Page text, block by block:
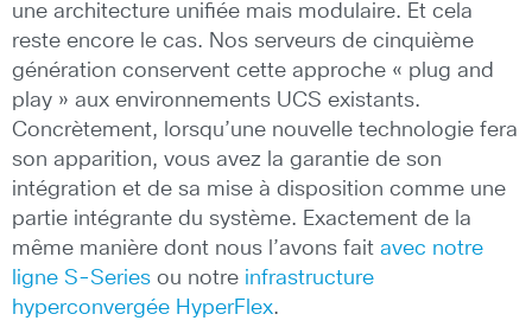
une architecture unifiée mais modulaire. Et cela
reste encore le cas. Nos serveurs de cinquième
génération conservent cette approche « plug and
play » aux environnements UCS existants.
Concrètement, lorsqu’une nouvelle technologie fera
son apparition, vous avez la garantie de son
intégration et de sa mise à disposition comme une
partie intégrante du système. Exactement de la
même manière dont nous l’avons fait avec notre
ligne S-Series ou notre infrastructure
hyperconvergée HyperFlex.